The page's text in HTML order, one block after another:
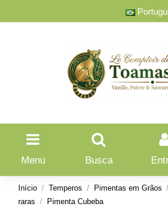
Menu Busca
Início Temperos Pimentas em Grãos
raras
Pimenta Cubeba